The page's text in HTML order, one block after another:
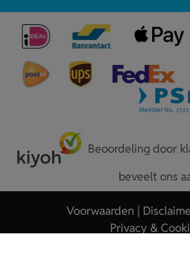
Beoordeling door
beveelt ons
Voorwaarden
Privacy &